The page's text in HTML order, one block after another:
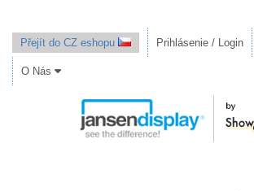
Přejít do CZ eshopu Prihlásenie / Login
O Nás